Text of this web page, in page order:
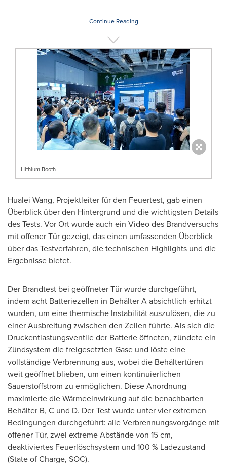
Continue Reading
Hithium Booth
Hualei Wang, Projektleiter für den Feuertest, gab einen
Überblick über den Hintergrund und die wichtigsten Details
des Tests. Vor Ortwurde auch ein Video des Brandversuchs
mit offener Tür gezeigt, das einen umfassenden Überblick
über das Testverfahren, die technischen Highlights und die
Ergebnisse bietet.
Der Brandtest bei geöffneter Tür wurde durchgeführt,
indem acht Batteriezellen in Behälter A absichtlich erhitzt
wurden, um eine thermische Instabilität auszulösen, die zu
einer Ausbreitung zwischen den Zellen führte. Als sich die
Druckentlastungsventile der Batterie öffneten, zündete ein
Zündsystem die freigesetzten Gase und löste eine
vollständige Verbrennung aus, wobei die Behältertüren
weit geöffnet blieben, um einen kontinuierlichen
Sauerstoffstrom zu ermöglichen. Diese Anordnung
maximierte die Wärmeeinwirkung auf die benachbarten
Behälter B, C und D. Der Testwurde unter vier extremen
Bedingungen durchgeführt: alle Verbrennungsvorgänge mit
offener Tür, zwei extreme Abstände von 15 cm,
deaktiviertes Feuerlöschsystem und 100 % Ladezustand
(State of Charge, SOC).